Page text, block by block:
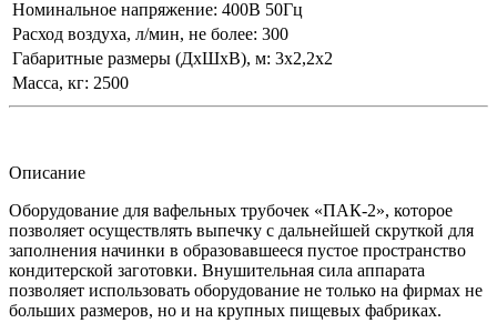
Номинальное напряжение: 400В 50Гц
Расход воздуха, л/мин, не более: 300
Габаритные размеры (ДxШxВ), м: 3х2,2х2
Масса, кг: 2500
Описание
Оборудование для вафельных трубочек «ПАК-2», которое
позволяет осуществлять выпечку с дальнейшей скруткой для
заполнения начинки в образовавшееся пустое пространство
кондитерской заготовки. Внушительная сила аппарата
позволяет использовать оборудование не только на фирмах не
больших размеров, но и на крупных пищевых фабриках.